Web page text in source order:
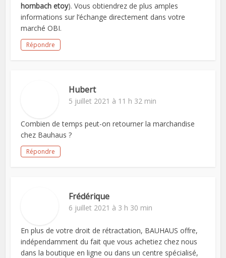
hornbach etoy). Vous obtiendrez de plus amples
informations sur l’échange directement dans votre
marché OBI.
Répondre
Hubert
5 juillet 2021 à 11 h 32 min
Combien de temps peut-on retourner la marchandise
chez Bauhaus ?
Répondre
Frédérique
6 juillet 2021 à 3 h 30 min
En plus de votre droit de rétractation, BAUHAUS offre,
indépendamment du fait que vous achetiez chez nous
dans la boutique en ligne ou dans un centre spécialisé,